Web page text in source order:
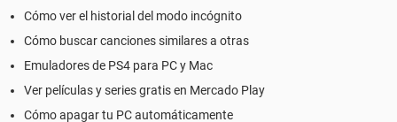
Cómo ver el historial del modo incógnito
Cómo buscar canciones similares a otras
Emuladores de PS4 para PC y Mac
Ver películas y series gratis en Mercado Play
Cómo apagar tu PC automáticamente